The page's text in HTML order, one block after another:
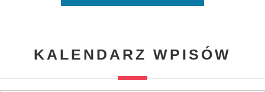
KALENDARZ WPISÓW